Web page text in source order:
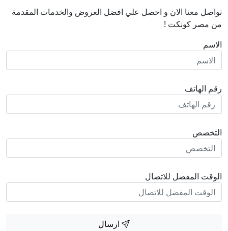
تواصل معنا الان و احصل علي افضل العروض والخدمات المقدمة
من مصر كونكت !
الاسم
رقم الهاتف
التخصص
الوقت المفضل للاتصال
ارسال